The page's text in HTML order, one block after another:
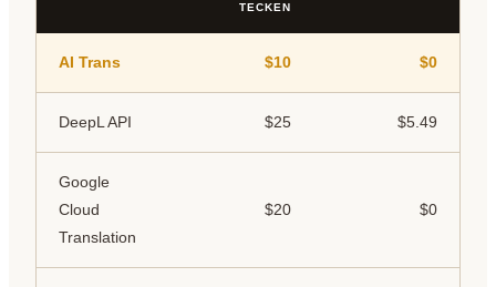
TECKEN
AI Trans $10 $0
DeepL API $25 $5.49
Google
Cloud
Translation
$20 $0